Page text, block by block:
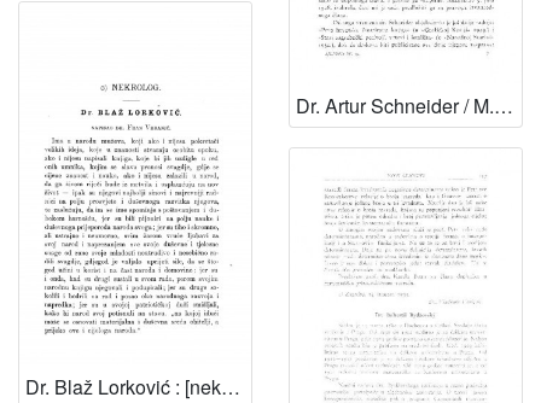
Dr. Artur Schneider / M. Kl. Crnčić
Dr. Blaž Lorković : [nekrolog.] / F. Vrbanić